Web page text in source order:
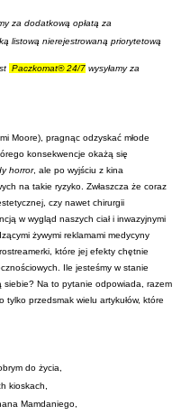
za dodatkową opłatą za
listową nierejestrowaną priorytetową
Paczkomat® 24/7 wysyłamy za
Moore), pragnąc odzyskać młode
konsekwencje okażą się
horror, ale po wyjściu z kina
na takie ryzyko. Zwłaszcza że coraz
czy nawet chirurgii
w wygląd naszych ciał i inwazyjnymi
żywymi reklamami medycyny
które jej efekty chętnie
Ile jesteśmy w stanie
siebie? Na to pytanie odpowiada, razem
przedsmak wielu artykułów, które
do życia,
kioskach,
Mamdaniego,